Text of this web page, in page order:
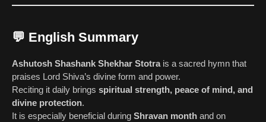
💬 English Summary
Ashutosh Shashank Shekhar Stotrais a sacred hymn that
praises Lord Shiva’s divine form and power.
Reciting it daily brings spiritual strength, peace of mind, and
divine protection.
It is especially beneficial during Shravan month and on